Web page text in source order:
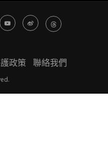
政策 聯絡我們